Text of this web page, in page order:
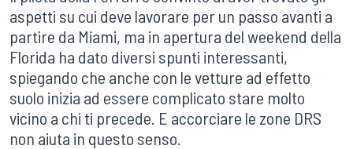
aspetti su cui deve lavorare per un passo avanti a
partire da Miami, ma in apertura del weekend della
Florida ha dato diversi spunti interessanti,
spiegando che anche con le vetture ad effetto
suolo inizia ad essere complicato stare molto
vicino a chi ti precede. E accorciare le zone DRS
non aiuta in questo senso.